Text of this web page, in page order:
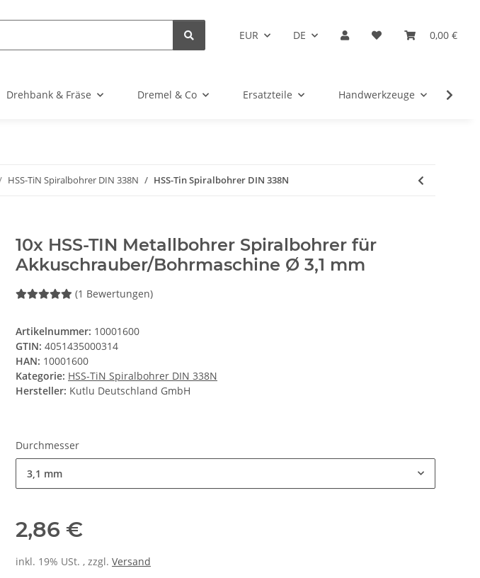
EUR DE 0,00 €
Drehbank & Fräse Dremel & Co Ersatzteile Handwerkzeuge
HSS-TiN Spiralbohrer DIN 338N HSS-Tin Spiralbohrer DIN 338N
10x HSS-TIN Metallbohrer Spiralbohrer für
Akkuschrauber/Bohrmaschine Ø 3,1 mm
(1 Bewertungen)
Artikelnummer: 10001600
GTIN: 4051435000314
HAN: 10001600
Kategorie: HSS-TiN Spiralbohrer DIN 338N
Hersteller: Kutlu Deutschland GmbH
Durchmesser
3,1 mm
2,86 €
inkl. 19% USt. , zzgl. Versand